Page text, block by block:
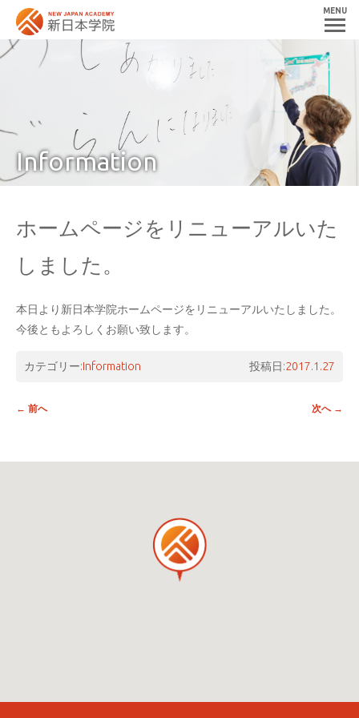
MENU
Information
ホームページをリニューアルいた
しました。
本日より新日本学院ホームページをリニューアルいたしました。
今後ともよろしくお願い致します。
カテゴリー:Information 投稿日:2017.1.27
投稿ナビゲーション
← 前へ 次へ →